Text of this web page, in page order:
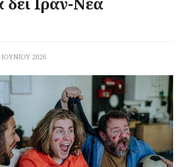
ΙΟΥΝΙΟΥ 2026